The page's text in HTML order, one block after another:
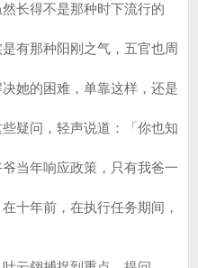
长得不是那种时下流行的
有那种阳刚之气，五官也周
她的困难，单靠这样，还是
疑问，轻声说道：「你也知
当年响应政策，只有我爸一
十年前，在执行任务期间，